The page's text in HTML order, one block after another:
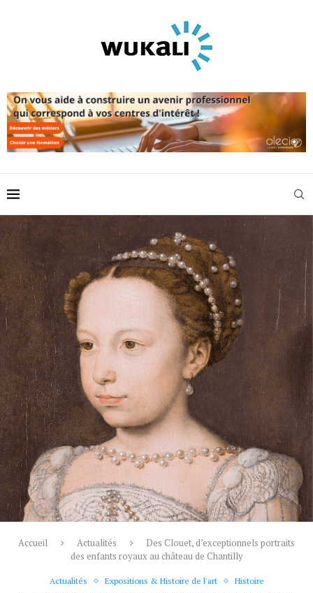
Accueil Actualités
Des Clouet, d’exceptionnels portraits
des enfants royaux au château de Chantilly
Actualités Expositions & Histoire de l'art Histoire